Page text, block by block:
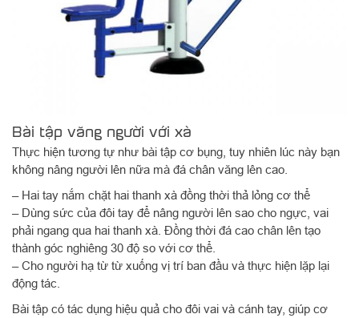
Bài tập văng người với xà
Thực hiện tương tự như bài tập cơ bụng, tuy nhiên lúc này bạn
không nâng người lên nữa mà đá chân văng lên cao.
– Hai tay nắm chặt hai thanh xà đồng thời thả lỏng cơ thể
– Dùng sức của đôi tay để nâng người lên sao cho ngực, vai
phải ngang qua hai thanh xà. Đồng thời đá cao chân lên tạo
thành góc nghiêng 30 độ so với cơ thể.
– Cho người hạ từ từ xuống vị trí ban đầu và thực hiện lặp lại
động tác.
Bài tập có tác dụng hiệu quả cho đôi vai và cánh tay, giúp cơ